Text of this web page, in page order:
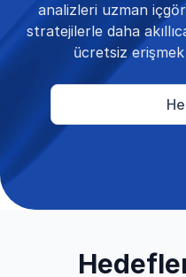
analizleri uzman
stratejilerle daha
ücretsiz erişmek